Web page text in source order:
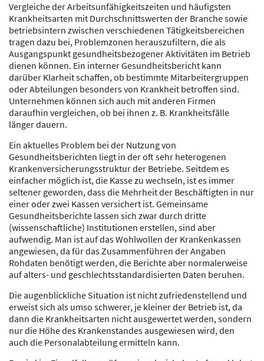
Vergleiche der Arbeitsunfähigkeitszeiten und häufigsten
Krankheitsarten mit Durchschnittswerten der Branche sowie
betriebsintern zwischen verschiedenen Tätigkeitsbereichen
tragen dazu bei, Problemzonen herauszufiltern, die als
Ausgangspunkt gesundheitsbezogener Aktivitäten im Betrieb
dienen können. Ein interner Gesundheitsbericht kann
darüber Klarheit schaffen, ob bestimmte Mitarbeitergruppen
oder Abteilungen besonders von Krankheit betroffen sind.
Unternehmen können sich auch mit anderen Firmen
daraufhin vergleichen, ob bei ihnen z. B. Krankheitsfälle
länger dauern.
Ein aktuelles Problem bei der Nutzung von
Gesundheitsberichten liegt in der oft sehr hete­roge­nen
Krankenversicherungsstruktur der Betriebe. Seitdem es
einfacher möglich ist, die Kasse zu wechseln, ist es immer
seltener geworden, dass die Mehr­heit der Beschäftigten in nur
einer oder zwei Kassen versichert ist. Gemeinsame
Gesundheitsberichte lassen sich zwar durch dritte
(wissenschaftliche) Institutionen erstellen, sind aber
aufwendig. Man ist auf das Wohlwollen der Krankenkassen
angewie­sen, da für das Zusammenführen der Angaben
Rohdaten benötigt werden, die Berichte aber normalerweise
auf alters- und geschlechtsstandardisierten Daten beruhen.
Die augenblickliche Situation ist nicht zufriedenstellend und
erweist sich als umso schwerer, je kleiner der Betrieb ist, da
dann die Krankheits­arten nicht ausge­wertet werden, sondern
nur die Höhe des Krankenstandes ausgewiesen wird, den
auch die Personalabteilung ermitteln kann.